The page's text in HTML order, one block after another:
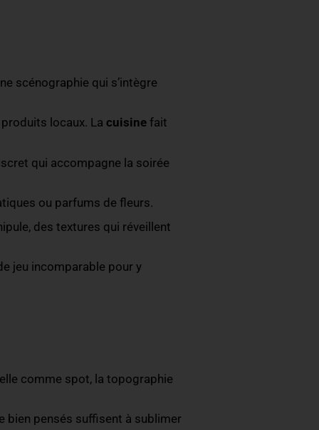
tout cela se réfléchit bien avant le jour J. Le
confort, aucune magie ne fonctionne. Tout le
instantanément une atmosphère
raffinée ou des produits locaux. La
vent, un DJ discret qui accompagne la soirée